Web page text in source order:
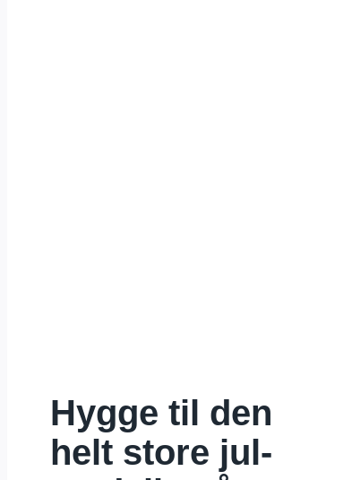
Hygge til den
helt store jul-